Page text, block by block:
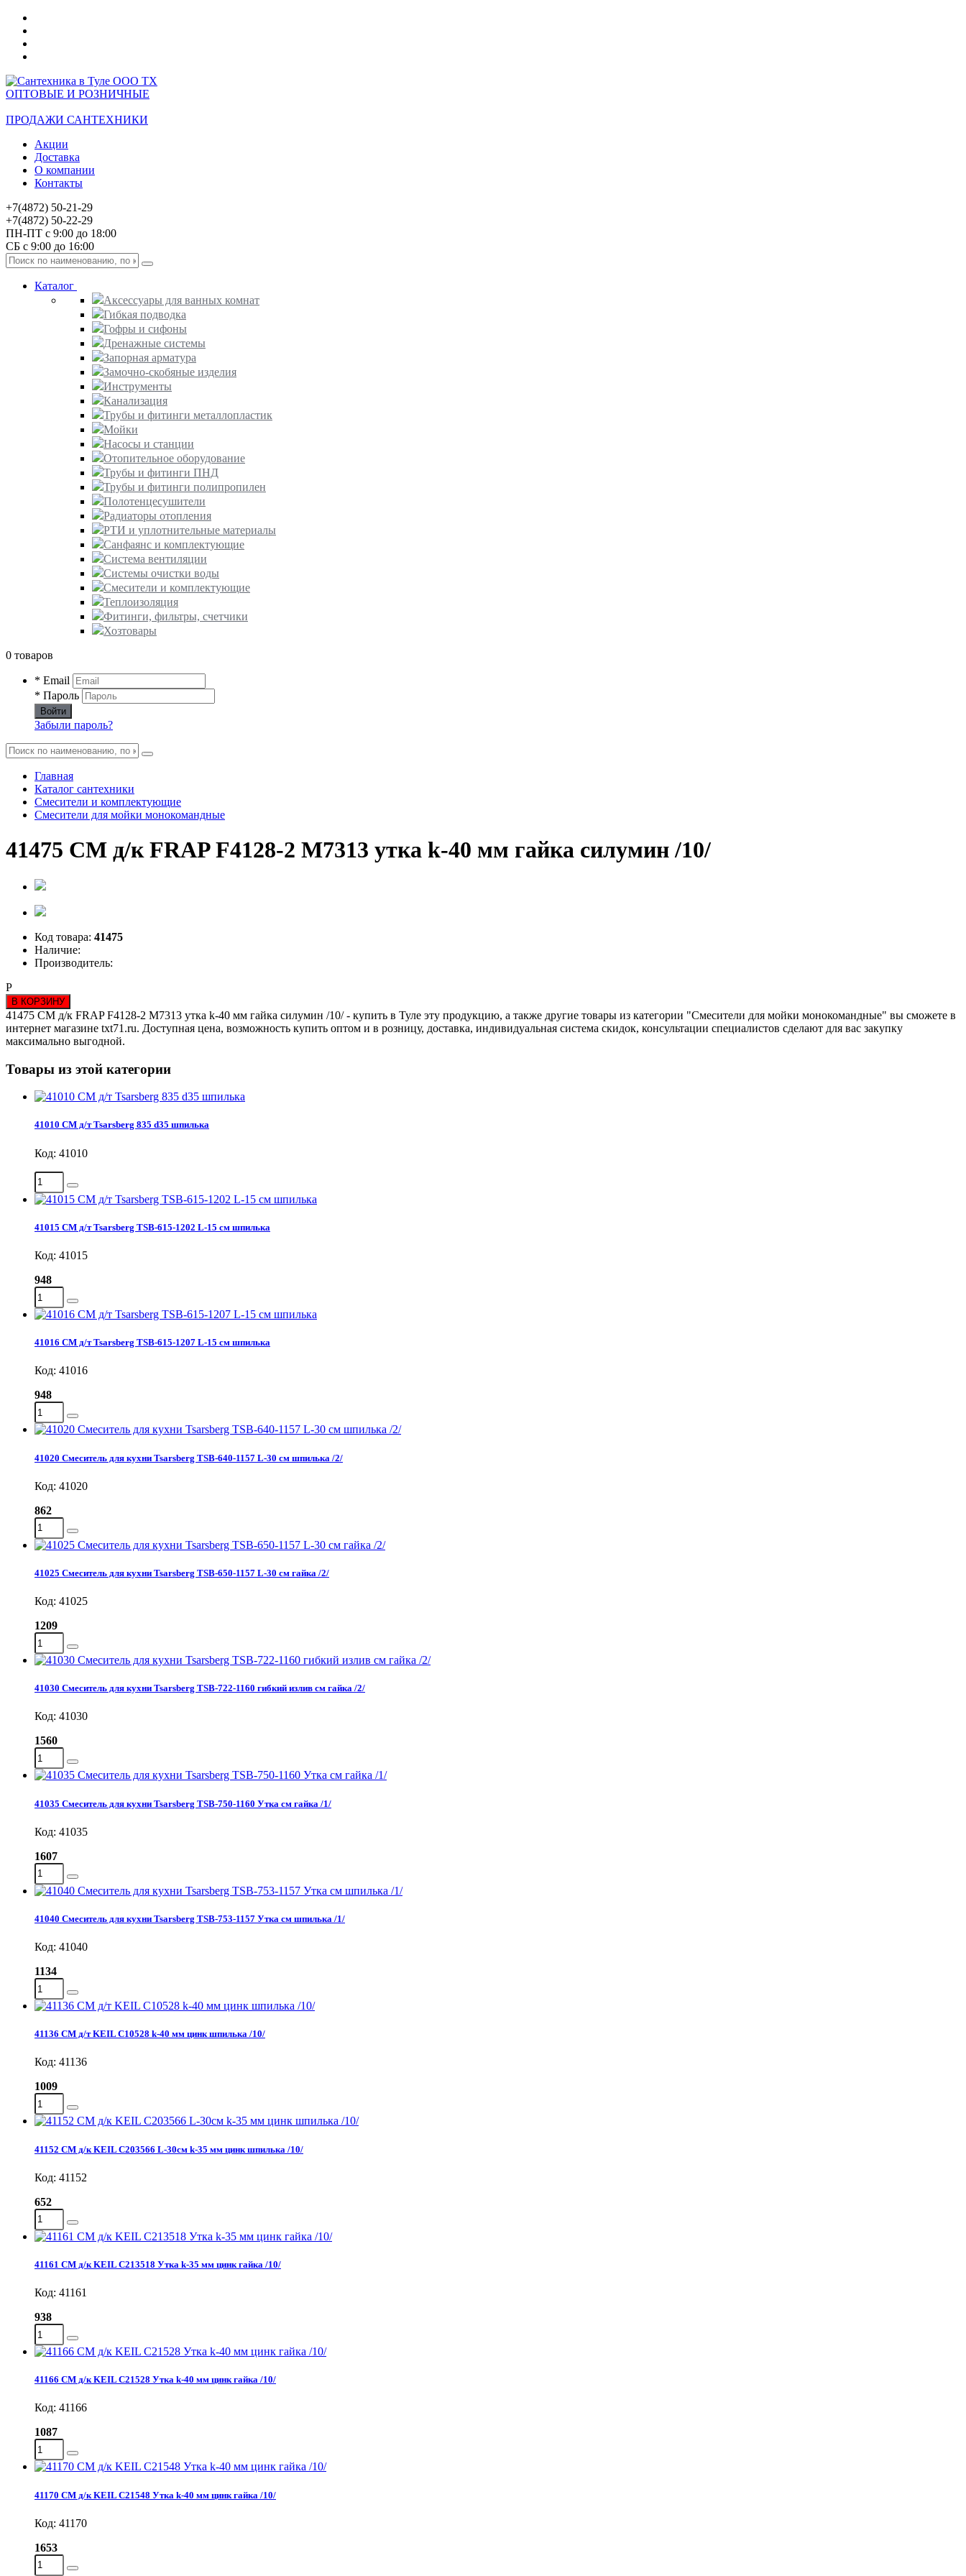
ОПТОВЫЕ И РОЗНИЧНЫЕ
ПРОДАЖИ САНТЕХНИКИ
Акции
Доставка
О компании
Контакты
+7(4872) 50-21-29
+7(4872) 50-22-29
ПН-ПТ с 9:00 до 18:00
СБ с 9:00 до 16:00
Каталог
Аксессуары для ванных комнат
Гибкая подводка
Гофры и сифоны
Дренажные системы
Запорная арматура
Замочно-скобяные изделия
Инструменты
Канализация
Трубы и фитинги металлопластик
Мойки
Насосы и станции
Отопительное оборудование
Трубы и фитинги ПНД
Трубы и фитинги полипропилен
Полотенцесушители
Радиаторы отопления
РТИ и уплотнительные материалы
Санфаянс и комплектующие
Система вентиляции
Системы очистки воды
Смесители и комплектующие
Теплоизоляция
Фитинги, фильтры, счетчики
Хозтовары
0 товаров
* Email
* Пароль
Войти
Забыли пароль?
Главная
Каталог сантехники
Смесители и комплектующие
Смесители для мойки монокомандные
41475 СМ д/к FRAP F4128-2 М7313 утка k-40 мм гайка силумин /10/
Код товара: 41475
Наличие:
Производитель:
Р
В КОРЗИНУ
41475 СМ д/к FRAP F4128-2 М7313 утка k-40 мм гайка силумин /10/ - купить в Туле эту продукцию, а также другие товары из категории "Смесители для мойки монокомандные" вы сможете в
интернет магазине txt71.ru. Доступная цена, возможность купить оптом и в розницу, доставка, индивидуальная система скидок, консультации специалистов сделают для вас закупку
максимально выгодной.
Товары из этой категории
41010 СМ д/т Tsarsberg 835 d35 шпилька
Код: 41010
41015 СМ д/т Tsarsberg TSB-615-1202 L-15 см шпилька
Код: 41015
948
41016 СМ д/т Tsarsberg TSB-615-1207 L-15 см шпилька
Код: 41016
948
41020 Смеситель для кухни Tsarsberg TSB-640-1157 L-30 см шпилька /2/
Код: 41020
862
41025 Смеситель для кухни Tsarsberg TSB-650-1157 L-30 см гайка /2/
Код: 41025
1209
41030 Смеситель для кухни Tsarsberg TSB-722-1160 гибкий излив см гайка /2/
Код: 41030
1560
41035 Смеситель для кухни Tsarsberg TSB-750-1160 Утка см гайка /1/
Код: 41035
1607
41040 Смеситель для кухни Tsarsberg TSB-753-1157 Утка см шпилька /1/
Код: 41040
1134
41136 СМ д/т KEIL C10528 k-40 мм цинк шпилька /10/
Код: 41136
1009
41152 СМ д/к KEIL C203566 L-30см k-35 мм цинк шпилька /10/
Код: 41152
652
41161 СМ д/к KEIL C213518 Утка k-35 мм цинк гайка /10/
Код: 41161
938
41166 СМ д/к KEIL C21528 Утка k-40 мм цинк гайка /10/
Код: 41166
1087
41170 СМ д/к KEIL С21548 Утка k-40 мм цинк гайка /10/
Код: 41170
1653